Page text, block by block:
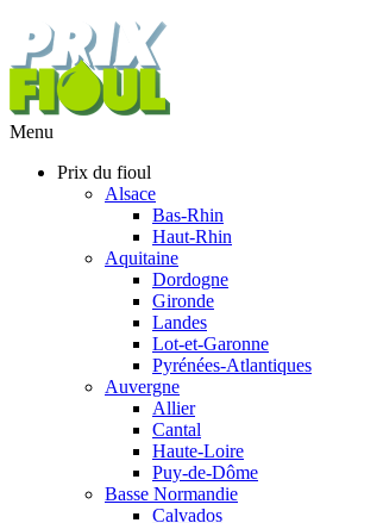
Menu
Prix du fioul
Alsace
Bas-Rhin
Haut-Rhin
Aquitaine
Dordogne
Gironde
Landes
Lot-et-Garonne
Pyrénées-Atlantiques
Auvergne
Allier
Cantal
Haute-Loire
Puy-de-Dôme
Basse Normandie
Calvados